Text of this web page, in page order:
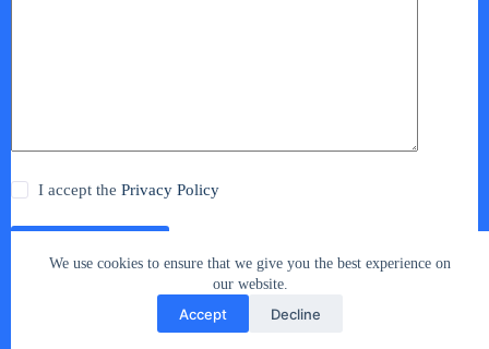
We use cookies to ensure that we give you the best experience on
our website.
Accept Decline
I accept thePrivacy Policy